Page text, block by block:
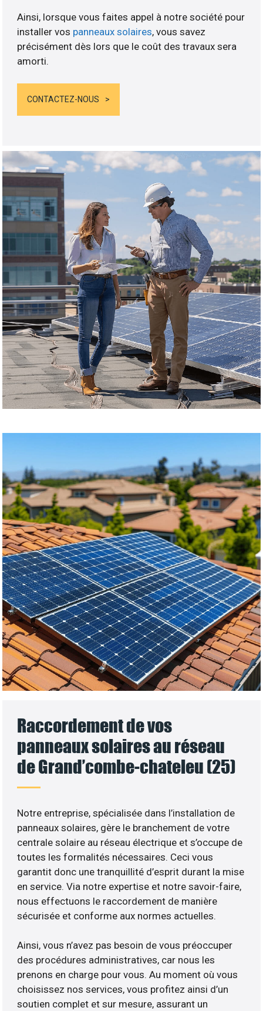
Ainsi, lorsque vous faites appel à notre société pour
installer vos panneaux solaires, vous savez
précisément dès lors que le coût des travaux sera
amorti.
CONTACTEZ-NOUS
Raccordement de vos
panneaux solaires au réseau
de Grand’combe-chateleu (25)
Notre entreprise, spécialisée dans l’installation de
panneaux solaires, gère le branchement de votre
centrale solaire au réseau électrique et s’occupe de
toutes les formalités nécessaires. Ceci vous
garantit donc une tranquillité d’esprit durant la mise
en service. Via notre expertise et notre savoir-faire,
nous effectuons le raccordement de manière
sécurisée et conforme aux normes actuelles.
Ainsi, vous n’avez pas besoin de vous préoccuper
des procédures administratives, car nous les
prenons en charge pour vous. Au moment où vous
choisissez nos services, vous profitez ainsi d’un
soutien complet et sur mesure, assurant un